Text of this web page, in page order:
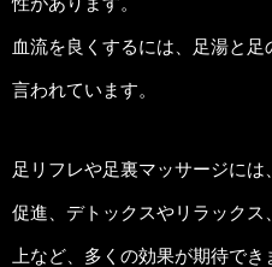
血流を良くするには、足湯と
言われています。
足リフレや足裏マッサージに
促進、デトックスやリラック
上など、多くの効果が期待で